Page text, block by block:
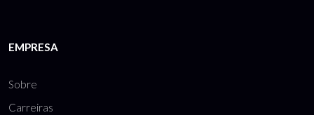
EMPRESA
Sobre
Carreiras